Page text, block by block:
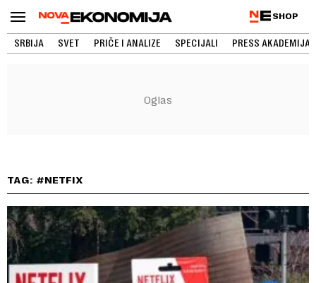
SHOP
SRBIJA SVET PRIČE I ANALIZE SPECIJALI PRESS AKADEMIJA
TAG: #NETFIX